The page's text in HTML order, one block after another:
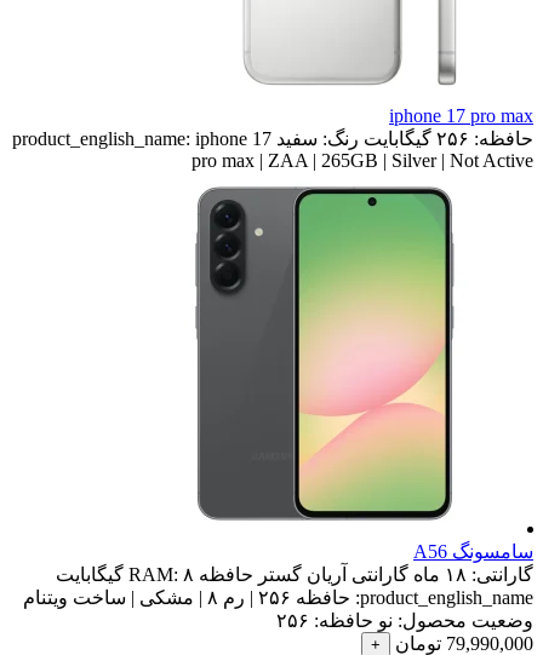
iphone 17 pro max
حافظه: ۲۵۶ گیگابایت رنگ: سفید product_english_name: iphone 17
pro max | ZAA | 265GB | Silver | Not Active
سامسونگ A56
گارانتی: ۱۸ ماه گارانتی آریان گستر حافظه RAM: ۸ گیگابایت
product_english_name: حافظه ۲۵۶ | رم ۸ | مشکی | ساخت ویتنام
وضعیت محصول: نو حافظه: ۲۵۶
79,990,000 تومان +